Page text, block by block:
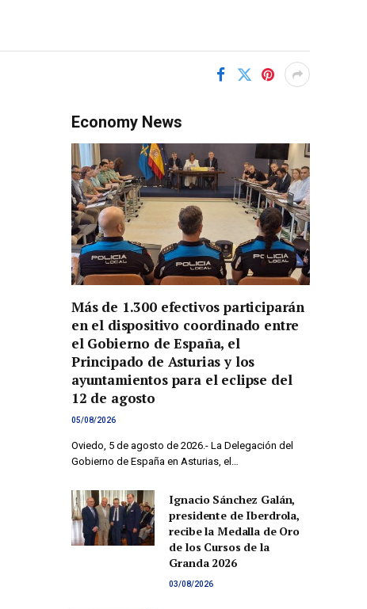
Economy News
Más de 1.300 efectivos participarán
en el dispositivo coordinado entre
el Gobierno de España, el
Principado de Asturias y los
ayuntamientos para el eclipse del
12 de agosto
05/08/2026
Oviedo, 5 de agosto de 2026.- La Delegación del
Gobierno de España en Asturias, el…
Ignacio Sánchez Galán,
presidente de Iberdrola,
recibe la Medalla de Oro
de los Cursos de la
Granda 2026
03/08/2026